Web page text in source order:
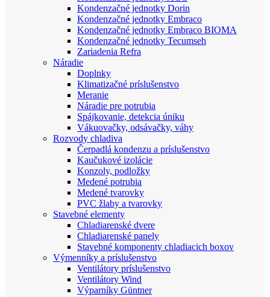
Kondenzačné jednotky Dorin
Kondenzačné jednotky Embraco
Kondenzačné jednotky Embraco BIOMA
Kondenzačné jednotky Tecumseh
Zariadenia Refra
Náradie
Doplnky
Klimatizačné príslušenstvo
Meranie
Náradie pre potrubia
Spájkovanie, detekcia úniku
Vákuovačky, odsávačky, váhy
Rozvody chladiva
Čerpadlá kondenzu a príslušenstvo
Kaučukové izolácie
Konzoly, podložky
Medené potrubia
Medené tvarovky
PVC žlaby a tvarovky
Stavebné elementy
Chladiarenské dvere
Chladiarenské panely
Stavebné komponenty chladiacich boxov
Výmenníky a príslušenstvo
Ventilátory príslušenstvo
Ventilátory Wind
Výparníky Güntner